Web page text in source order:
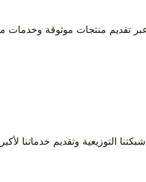
منتجات موثوقة وخدمات ما
التوزيعية وتقديم خدماتنا